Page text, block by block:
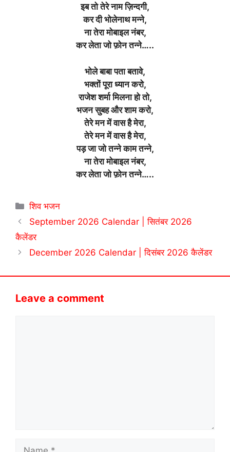
इब तो तेरे नाम ज़िन्दगी,
कर दी भोलेनाथ मन्ने,
ना तेरा मोबाइल नंबर,
कर लेता जो फ़ोन तन्ने…..
भोले बाबा पता बतावे,
भक्तों पूरा ध्यान करो,
राजेश शर्मा मिलना हो तो,
भजन सुबह और शाम करो,
तेरे मन में वास है मेरा,
तेरे मन में वास है मेरा,
पड़ जा जो तन्ने काम तन्ने,
ना तेरा मोबाइल नंबर,
कर लेता जो फ़ोन तन्ने…..
Categories
शिव भजन
September 2026 Calendar | सितंबर 2026
कैलेंडर
December 2026 Calendar | दिसंबर 2026 कैलेंडर
Leave a comment